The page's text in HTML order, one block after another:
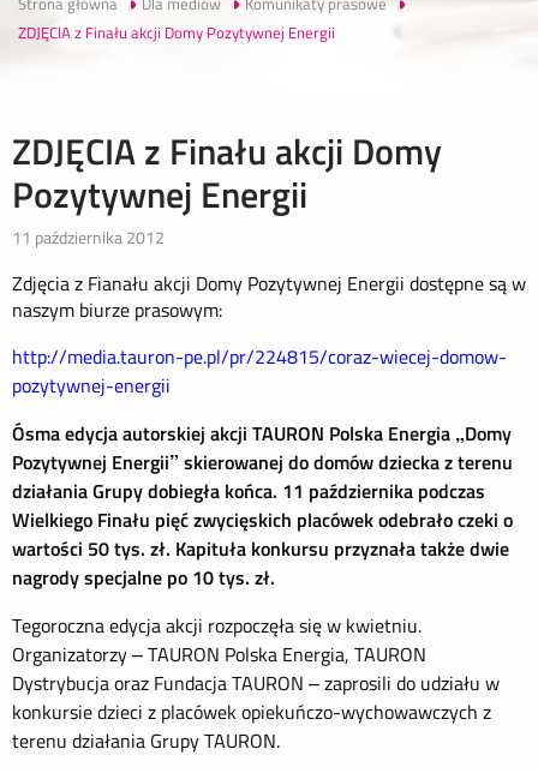
ZDJĘCIA z Finału akcji Domy Pozytywnej Energii
ZDJĘCIA z Finału akcji Domy
Pozytywnej Energii
11 października 2012
Zdjęcia z Fianału akcji Domy Pozytywnej Energii dostępne są w
naszym biurze prasowym:
http://media.tauron-pe.pl/pr/224815/coraz-wiecej-domow-
pozytywnej-energii
Ósma edycja autorskiej akcji TAURON Polska Energia „Domy
Pozytywnej Energii” skierowanej do domów dziecka z terenu
działania Grupy dobiegła końca. 11 października podczas
Wielkiego Finału pięć zwycięskich placówek odebrało czeki o
wartości 50 tys. zł. Kapituła konkursu przyznała także dwie
nagrody specjalne po 10 tys. zł.
Tegoroczna edycja akcji rozpoczęła się w kwietniu.
Organizatorzy – TAURON Polska Energia, TAURON
Dystrybucja oraz Fundacja TAURON – zaprosili do udziału w
konkursie dzieci z placówek opiekuńczo-wychowawczych z
terenu działania Grupy TAURON.